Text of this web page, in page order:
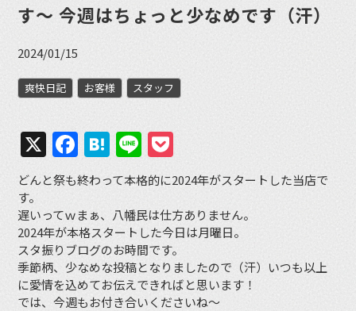
す〜 今週はちょっと少なめです（汗）
2024/01/15
爽快日記 お客様 スタッフ
X Facebook
Hatena
Line
どんと祭も終わって本格的に2024年がスタートした当店で
す。
遅いってｗまぁ、八幡民は仕方ありません。
2024年が本格スタートした今日は月曜日。
スタ振りブログのお時間です。
季節柄、少なめな投稿となりましたので（汗）いつも以上
に愛情を込めてお伝えできればと思います！
では、今週もお付き合いくださいね〜